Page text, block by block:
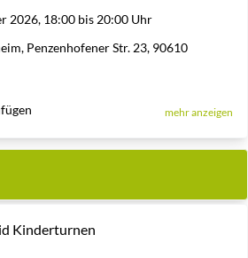
2026, 18:00 bis 20:00 Uhr
Penzenhofener Str. 23, 90610
mehr anzeigen
Kinderturnen